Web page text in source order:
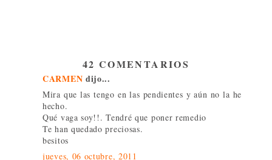
42 COMENTARIOS
CARMEN dijo...
Mira que las tengo en las pendientes y aún no la he
hecho.
Qué vaga soy!!. Tendré que poner remedio
Te han quedado preciosas.
besitos
jueves, 06 octubre, 2011